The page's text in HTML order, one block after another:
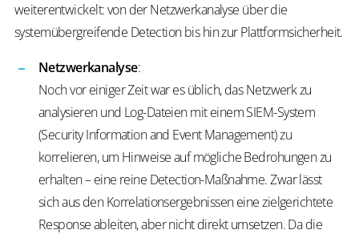
weiterentwickelt: von der Netzwerkanalyse über die
systemübergreifende Detection bis hin zur Plattformsicherheit.
Netzwerkanalyse:
Noch vor einiger Zeit war es üblich, das Netzwerk zu
analysieren und Log-Dateien mit einem SIEM-System
(Security Information and Event Management) zu
korrelieren, um Hinweise auf mögliche Bedrohungen zu
erhalten – eine reine Detection-Maßnahme. Zwar lässt
sich aus den Korrelationsergebnissen eine zielgerichtete
Response ableiten, aber nicht direkt umsetzen. Da die